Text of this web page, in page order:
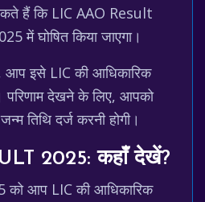
हैं कि LIC AAO Result
में घोषित किया जाएगा।
आप इसे LIC की आधिकारिक
देखने के लिए, आपको
तिथि दर्ज करनी होगी।
2025: कहाँ देखें?
को आप LIC की आधिकारिक